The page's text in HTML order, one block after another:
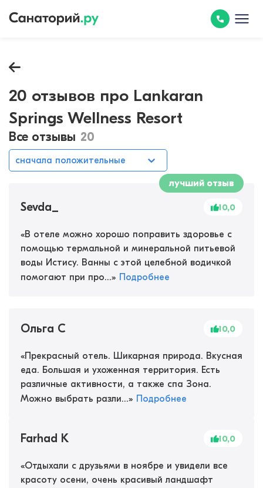
20 отзывов про Lankaran
Springs Wellness Resort
Все отзывы 20
сначала положительные
лучший отзыв
Sevda_ 10,0
«В отеле можно хорошо поправить здоровье с
помощью термальной и минеральной питьевой
воды Истису. Ванны с этой целебной водичкой
помогают при про...» Подробнее
Ольга С 10,0
«Прекрасный отель. Шикарная природа. Вкусная
еда. Большая и ухоженная территория. Есть
различные активности, а также спа Зона.
Можно выбрать разли...» Подробнее
Farhad K 10,0
«Отдыхали с друзьями в ноябре и увидели все
красоту осени, очень красивый ландшафт